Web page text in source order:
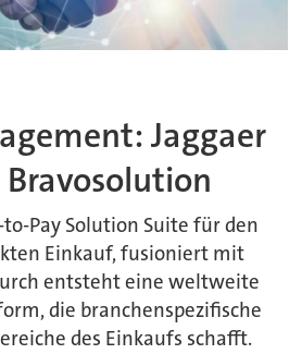
Jaggaer
to-Pay Solution Suite für den
Einkauf, fusioniert mit
entsteht eine weltweite
die branchenspezifische
des Einkaufs schafft.